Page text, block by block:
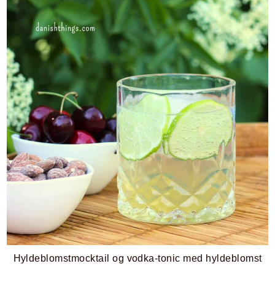
Hyldeblomstmocktail og vodka-tonic med hyldeblomst